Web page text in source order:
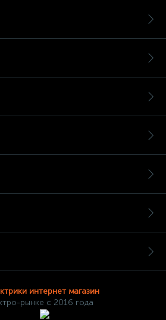
интернет магазин
рынке с 2016 года